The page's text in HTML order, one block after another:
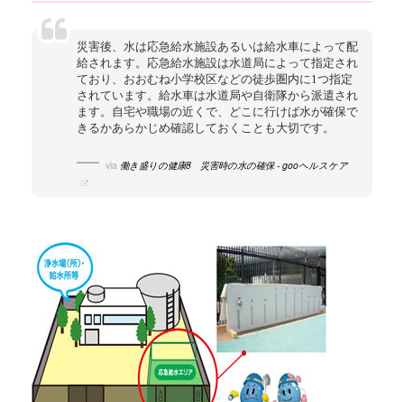
災害後、水は応急給水施設あるいは給水車によって配
給されます。応急給水施設は水道局によって指定され
ており、おおむね小学校区などの徒歩圏内に1つ指定
されています。給水車は水道局や自衛隊から派遣され
ます。自宅や職場の近くで、どこに行けば水が確保で
きるかあらかじめ確認しておくことも大切です。
via 働き盛りの健康8 災害時の水の確保 - gooヘルスケア